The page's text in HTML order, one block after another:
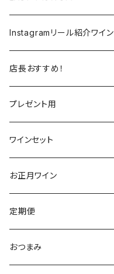
ラングドック
イタリア
トスカーナ
ヴェネト
スペイン
リオハ
トロ
アメリカ
カリフォルニア
オレゴン
ニュージーランド
オーストラリア
チリ
ドイツ
イタリア
トスカーナ
ピエモンテ
シチリア
スペイン
カリニェナ
ドイツ
ニュージーランド
アメリカ
カリフォルニア
オレゴン
南アフリカ
オーストリア
ニュージーランド
イギリス
ドイツ
アメリカ
オーストラリア
日本
Instagramリール紹介ワイン
店長おすすめ！
プレゼント用
ワインセット
お正月ワイン
定期便
おつまみ